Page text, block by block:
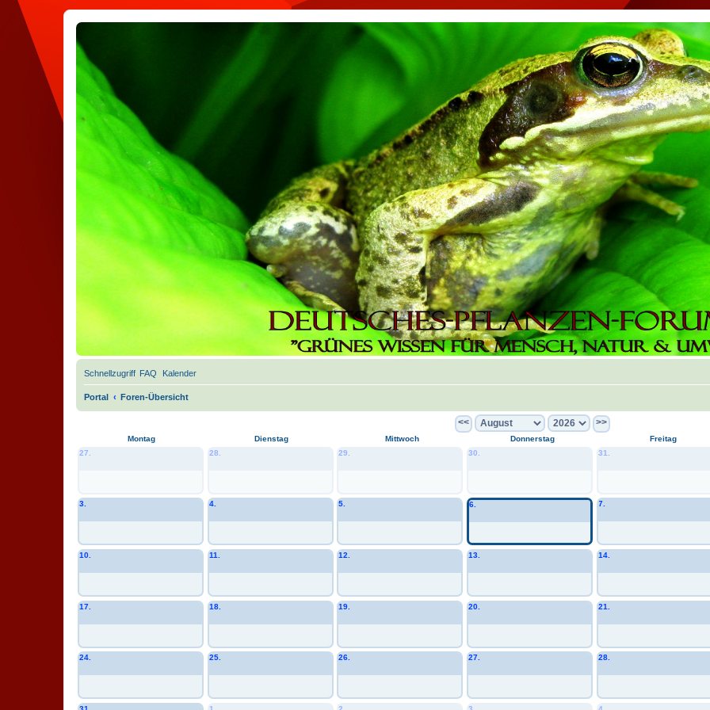
Schnellzugriff FAQ Kalender
Portal Foren-Übersicht
<< >>
Montag Dienstag Mittwoch Donnerstag Freitag
27.
28. 29. 30. 31.
3. 4. 5. 6. 7.
10. 11. 12. 13. 14.
17. 18. 19. 20. 21.
24. 25. 26. 27. 28.